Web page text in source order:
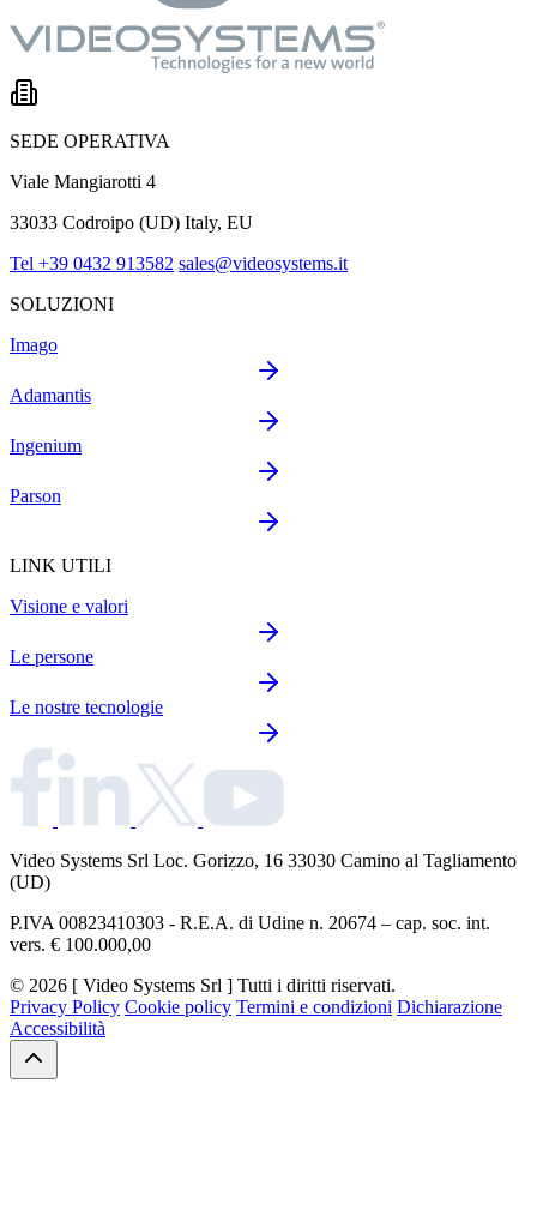
SEDE OPERATIVA
Viale Mangiarotti 4
33033 Codroipo (UD) Italy, EU
Tel +39 0432 913582 sales@videosystems.it
SOLUZIONI
Imago
Adamantis
Ingenium
Parson
LINK UTILI
Visione e valori
Le persone
Le nostre tecnologie
Video Systems Srl Loc. Gorizzo, 16 33030 Camino al Tagliamento
(UD)
P.IVA 00823410303 - R.E.A. di Udine n. 20674 – cap. soc. int.
vers. € 100.000,00
© 2026 [ Video Systems Srl ] Tutti i diritti riservati.
Privacy Policy Cookie policy Termini e condizioni Dichiarazione
Accessibilità